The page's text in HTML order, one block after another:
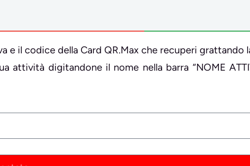
e il codice della Card QR.Max che recuperi grattando
attività digitandone il nome nella barra “NOME